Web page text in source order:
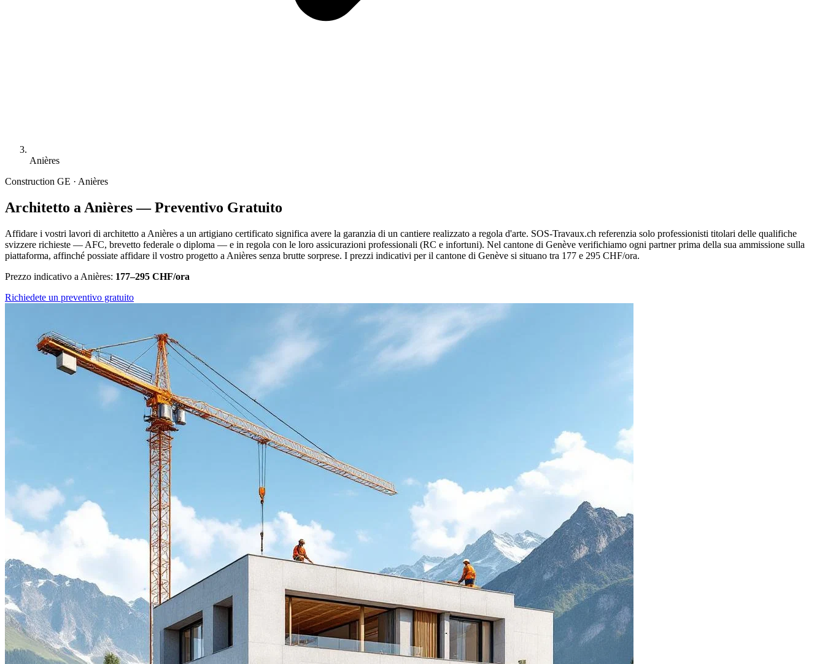
Anières
Construction GE · Anières
Architetto a Anières — Preventivo Gratuito
Affidare i vostri lavori di architetto a Anières a un artigiano certificato significa avere la garanzia di un cantiere realizzato a regola d'arte. SOS-Travaux.ch referenzia solo professionisti titolari delle qualifiche
svizzere richieste — AFC, brevetto federale o diploma — e in regola con le loro assicurazioni professionali (RC e infortuni). Nel cantone di Genève verifichiamo ogni partner prima della sua ammissione sulla
piattaforma, affinché possiate affidare il vostro progetto a Anières senza brutte sorprese. I prezzi indicativi per il cantone di Genève si situano tra 177 e 295 CHF/ora.
Prezzo indicativo a Anières: 177–295 CHF/ora
Richiedete un preventivo gratuito